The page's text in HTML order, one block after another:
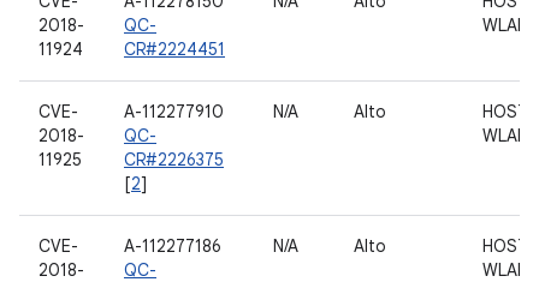
2018-
11924
QC-
CR#2224451
WLAN
CVE-
2018-
11925
A-112277910
QC-
CR#2226375
[2]
N/A Alto
HOST
WLAN
CVE-
2018-
A-112277186
QC-
N/A Alto
HOST
WLAN